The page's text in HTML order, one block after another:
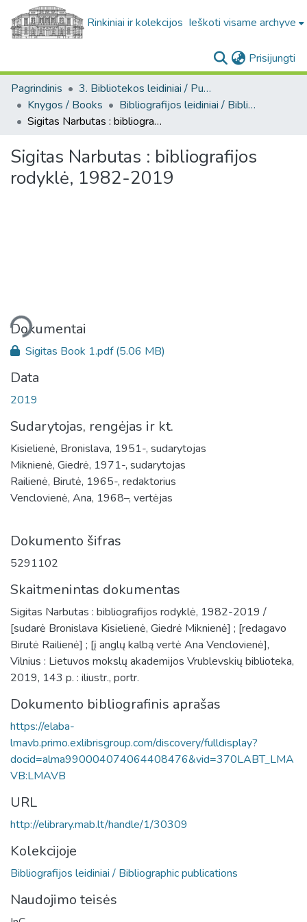
Rinkiniai ir kolekcijos Ieškoti visame archyve
Prisijungti
Pagrindinis
3. Bibliotekos leidiniai / Publications of the Library
Knygos / Books
Bibliografijos leidiniai / Bibliographic publications
Sigitas Narbutas : bibliografijos rodyklė, 1982-2019
Sigitas Narbutas : bibliografijos
rodyklė, 1982-2019
Dokumentai
Sigitas Book 1.pdf(5.06 MB)
Data
2019
Sudarytojas, rengėjas ir kt.
Kisielienė, Bronislava, 1951-, sudarytojas
Miknienė, Giedrė, 1971-, sudarytojas
Railienė, Birutė, 1965-, redaktorius
Venclovienė, Ana, 1968–, vertėjas
Dokumento šifras
5291102
Skaitmenintas dokumentas
Sigitas Narbutas : bibliografijos rodyklė, 1982-2019 /
[sudarė Bronislava Kisielienė, Giedrė Miknienė] ; [redagavo
Birutė Railienė] ; [į anglų kalbą vertė Ana Venclovienė],
Vilnius : Lietuvos mokslų akademijos Vrublevskių biblioteka,
2019, 143 p. : iliustr., portr.
Dokumento bibliografinis aprašas
https://elaba-
lmavb.primo.exlibrisgroup.com/discovery/fulldisplay?
docid=alma990004074064408476&vid=370LABT_LMA
VB:LMAVB
URL
http://elibrary.mab.lt/handle/1/30309
Kolekcijoje
Bibliografijos leidiniai / Bibliographic publications
Naudojimo teisės